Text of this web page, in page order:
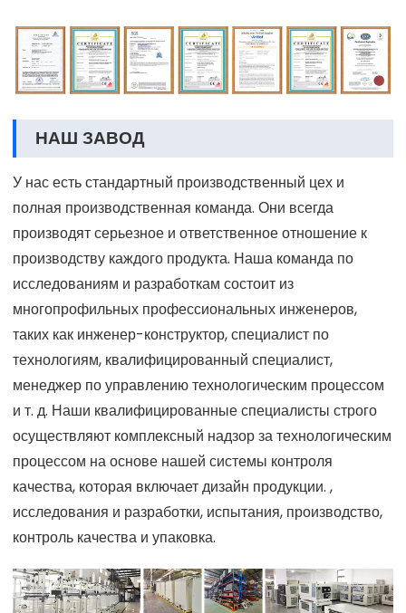
НАШ ЗАВОД
У нас есть стандартный производственный цех и
полная производственная команда. Они всегда
производят серьезное и ответственное отношение к
производству каждого продукта. Наша команда по
исследованиям и разработкам состоит из
многопрофильных профессиональных инженеров,
таких как инженер-конструктор, специалист по
технологиям, квалифицированный специалист,
менеджер по управлению технологическим процессом
и т. д. Наши квалифицированные специалисты строго
осуществляют комплексный надзор за технологическим
процессом на основе нашей системы контроля
качества, которая включает дизайн продукции. ,
исследования и разработки, испытания, производство,
контроль качества и упаковка.